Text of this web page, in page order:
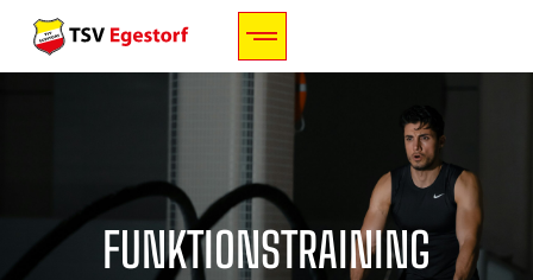
FUNKTIONSTRAINING